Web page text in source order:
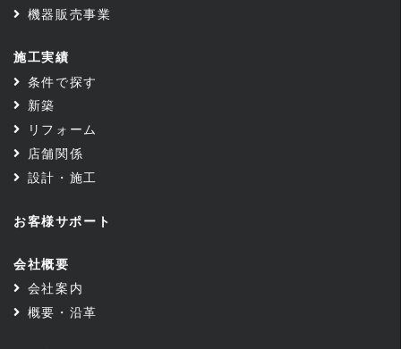
機器販売事業
施工実績
条件で探す
新築
リフォーム
店舗関係
設計・施工
お客様サポート
会社概要
会社案内
概要・沿革